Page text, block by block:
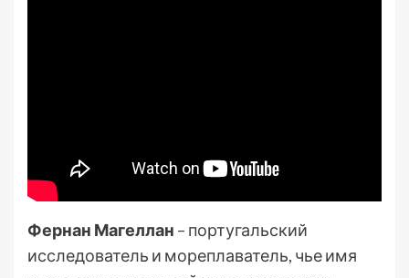
Фернан Магеллан – португальский
исследователь и мореплаватель, чье имя